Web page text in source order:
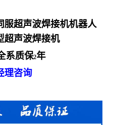
服超声波焊接机机器人
超声波焊接机
系质保2年
理咨询